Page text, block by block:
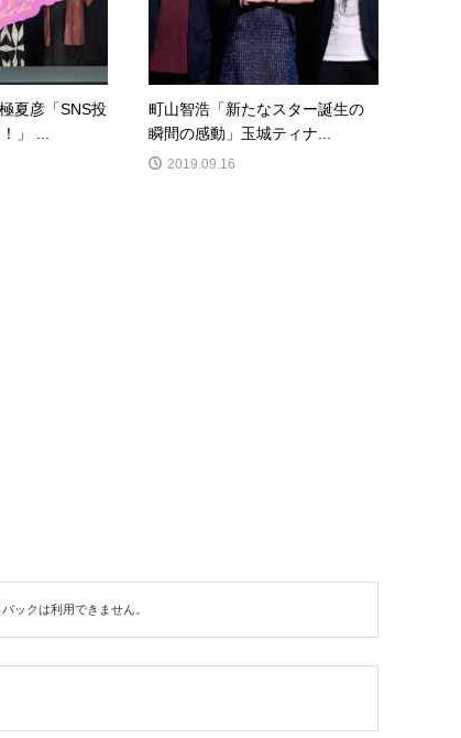
夏彦「SNS投
」 ...
町山智浩「新たなスター誕生の
瞬間の感動」玉城ティナ...
2019.09.16
バックは利用できません。